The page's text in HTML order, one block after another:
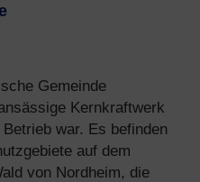
Gemeinde
Kernkraftwerk
war. Es befinden
auf dem
von Nordheim, die